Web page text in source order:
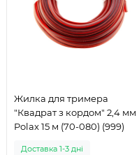
Жилка для тримера
"Квадрат з кордом" 2,4 мм
Polax 15 м (70-080) (999)
Доставка 1-3 дні